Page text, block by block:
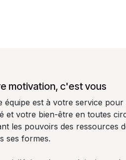
motivation, c'est vous
équipe est à votre service
et votre bien-être en toutes
les pouvoirs des ressources
ses formes.